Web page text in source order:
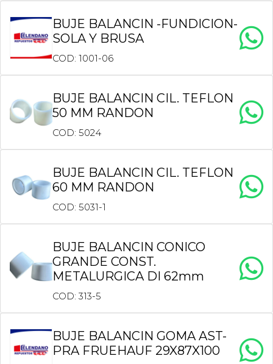
BUJE BALANCIN -FUNDICION-
SOLA Y BRUSA
COD: 1001-06
BUJE BALANCIN CIL. TEFLON
50 MM RANDON
COD: 5024
BUJE BALANCIN CIL. TEFLON
60 MM RANDON
COD: 5031-1
BUJE BALANCIN CONICO
GRANDE CONST.
METALURGICA DI 62mm
COD: 313-5
BUJE BALANCIN GOMA AST-
PRA FRUEHAUF 29X87X100